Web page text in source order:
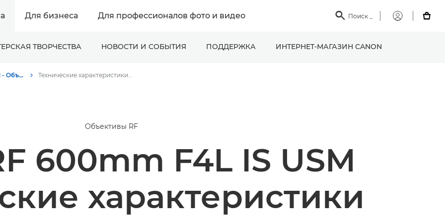
Для бизнеса Для профессионалов фото и видео  Поиск
Мой

ТВОРЧЕСТВА НОВОСТИ И СОБЫТИЯ ПОДДЕРЖКА ИНТЕРНЕТ-МАГАЗИН CANON
RF 600mm F4L IS USM - Объективы RF Технические характеристики и функции - Canon RF 600mm F4L IS USM - Объективы RF
Объективы RF
600mm F4L IS USM
характеристики